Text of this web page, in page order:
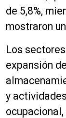
de 5,8%,
mostraron
Los
expansión
y